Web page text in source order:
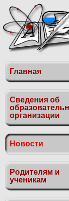
Главная
Сведения об
организации
Новости
Родителям и
ученикам